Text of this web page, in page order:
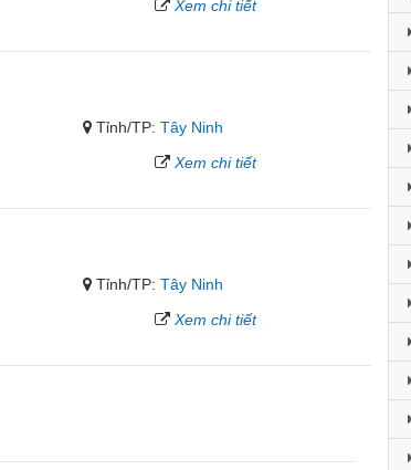
Xem chi tiết
Tỉnh/TP:Tây Ninh
Xem chi tiết
Tỉnh/TP:Tây Ninh
Xem chi tiết